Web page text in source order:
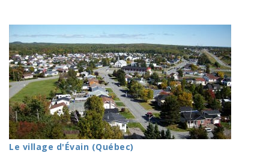
Le village d'Évain (Québec)